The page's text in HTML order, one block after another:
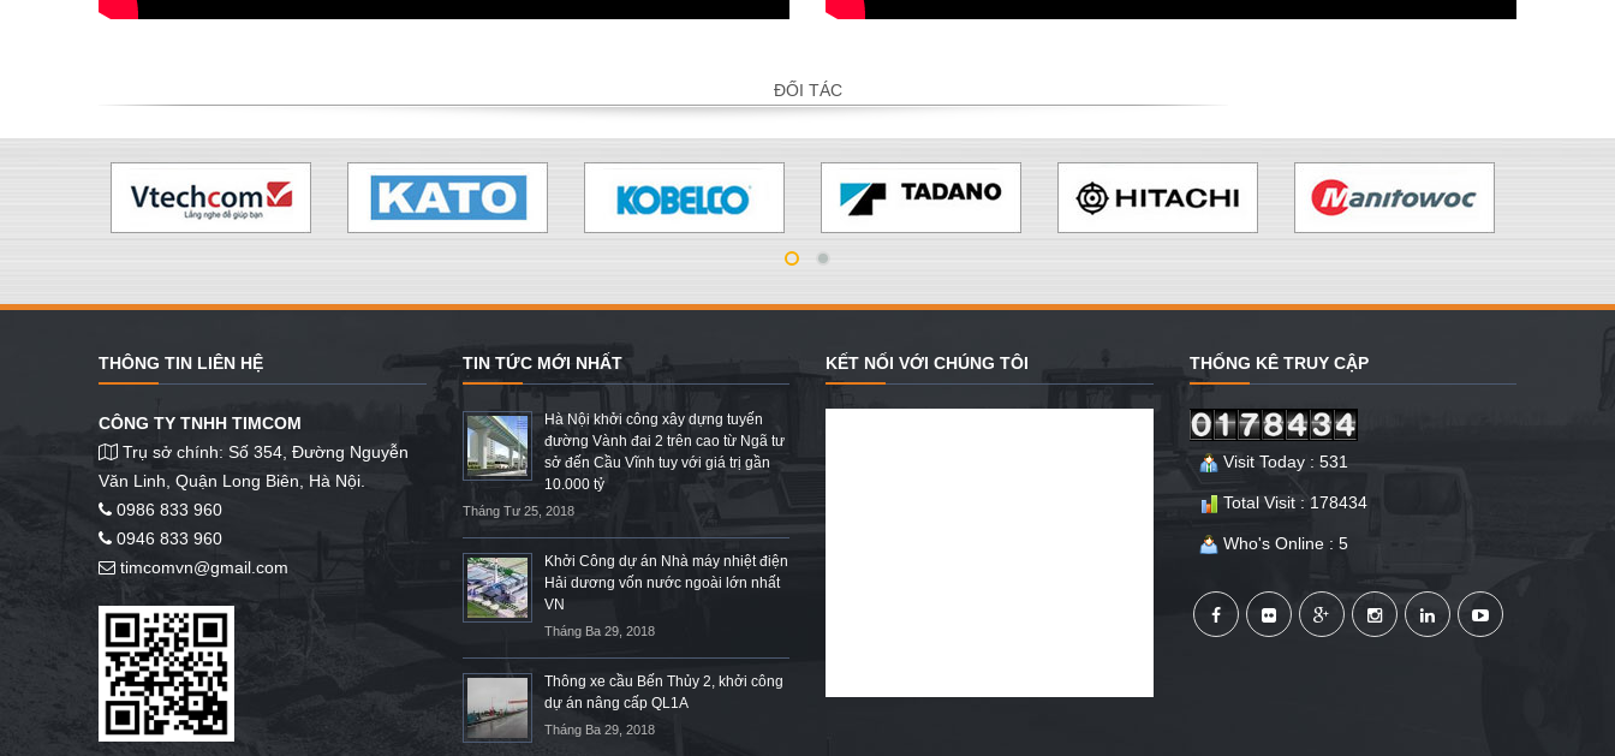
ĐỐI TÁC
THÔNG TIN LIÊN HỆ
CÔNG TY TNHH TIMCOM
Trụ sở chính: Số 354, Đường Nguyễn
Văn Linh, Quận Long Biên, Hà Nội.
0986 833 960
0946 833 960
timcomvn@gmail.com
TIN TỨC MỚI NHẤT
Hà Nội khởi công xây dựng tuyến
đường Vành đai 2 trên cao từ Ngã tư
sở đến Cầu Vĩnh tuy với giá trị gần
10.000 tỷ
Tháng Tư 25, 2018
Khởi Công dự án Nhà máy nhiệt điện
Hải dương vốn nước ngoài lớn nhất
VN
Tháng Ba 29, 2018
Thông xe cầu Bến Thủy 2, khởi công
dự án nâng cấp QL1A
Tháng Ba 29, 2018
KẾT NỐI VỚI CHÚNG TÔI THỐNG KÊ TRUY CẬP
Visit Today : 531
Total Visit : 178434
Who's Online : 5